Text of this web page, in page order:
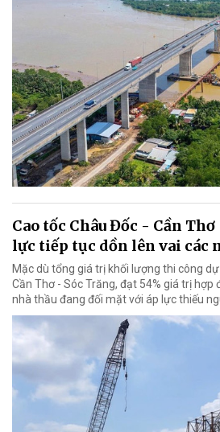
Cao tốc Châu Đốc - Cần
lực tiếp tục dồn lên vai các
Mặc dù tổng giá trị khối lượng thi công
Cần Thơ - Sóc Trăng, đạt 54% giá trị hợp
nhà thầu đang đối mặt với áp lực thiếu